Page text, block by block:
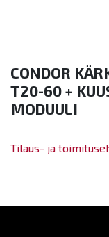
CONDOR
T20-60 +
MODUULI
Tilaus- ja